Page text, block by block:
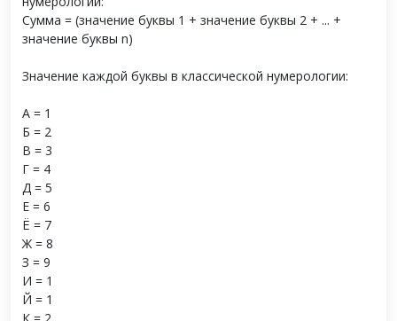
Сумма = (значение буквы 1 + значение буквы 2 + ... +
значение буквы n)
Значение каждой буквы в классической нумерологии:
А = 1
Б = 2
В = 3
Г = 4
Д = 5
Е = 6
Ё = 7
Ж = 8
З = 9
И = 1
Й = 1